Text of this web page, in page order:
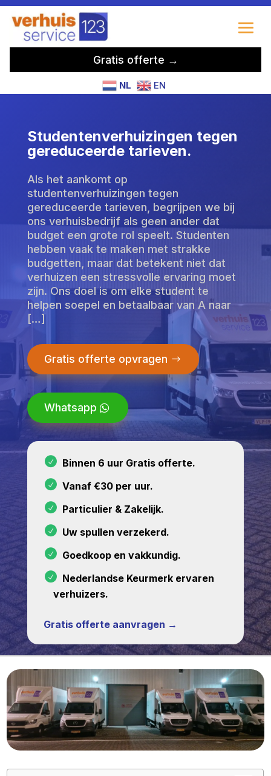
Gratis offerte →
NL EN
Studentenverhuizingen tegen
gereduceerde tarieven.
Als het aankomt op
studentenverhuizingen tegen
gereduceerde tarieven, begrijpen we bij
ons verhuisbedrijf als geen ander dat
budget een grote rol speelt. Studenten
hebben vaak te maken met strakke
budgetten, maar dat betekent niet dat
verhuizen een stressvolle ervaring moet
zijn. Ons doel is om elke student te
helpen soepel en betaalbaar van A naar
[…]
Gratis offerte opvragen
Whatsapp
Binnen 6 uur Gratis offerte.
Vanaf €30 per uur.
Particulier & Zakelijk.
Uw spullen verzekerd.
Goedkoop en vakkundig.
Nederlandse Keurmerk ervaren
verhuizers.
Gratis offerte aanvragen →